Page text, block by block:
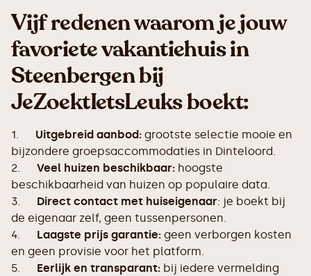
Vijf redenen waarom je jouw
favoriete vakantiehuis in
Steenbergen bij
JeZoektIetsLeuks boekt:
1. Uitgebreid aanbod: grootste selectie mooie en
bijzondere groepsaccommodaties in Dinteloord.
2. Veel huizen beschikbaar: hoogste
beschikbaarheid van huizen op populaire data.
3. Direct contact met huiseigenaar: je boekt bij
de eigenaar zelf, geen tussenpersonen.
4. Laagste prijs garantie: geen verborgen kosten
en geen provisie voor het platform.
5. Eerlijk en transparant: bij iedere vermelding